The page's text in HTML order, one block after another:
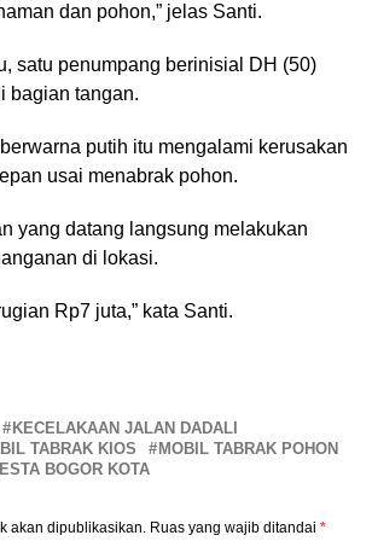
dan pohon,” jelas Santi.
satu penumpang berinisial DH (50)
bagian tangan.
putih itu mengalami kerusakan
usai menabrak pohon.
yang datang langsung melakukan
di lokasi.
Rp7 juta,” kata Santi.
KECELAKAAN JALAN DADALI
TABRAK KIOS
MOBIL TABRAK POHON
BOGOR KOTA
akan dipublikasikan. Ruas yang wajib ditandai *